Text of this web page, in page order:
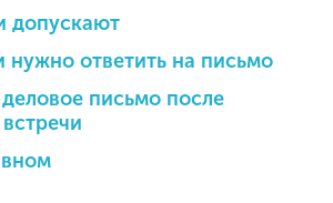
допускают
нужно ответить на письмо
письмо после